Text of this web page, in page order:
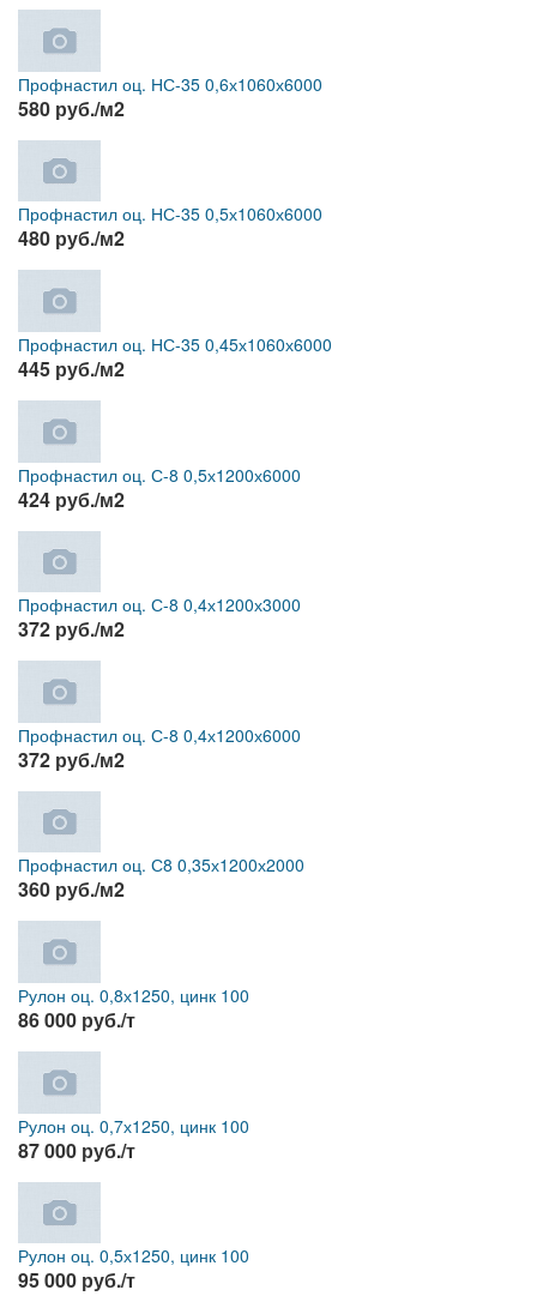
Профнастил оц. НС-35 0,6х1060х6000
580 руб./м2
Профнастил оц. НС-35 0,5х1060х6000
480 руб./м2
Профнастил оц. НС-35 0,45х1060х6000
445 руб./м2
Профнастил оц. С-8 0,5х1200х6000
424 руб./м2
Профнастил оц. С-8 0,4х1200х3000
372 руб./м2
Профнастил оц. С-8 0,4х1200х6000
372 руб./м2
Профнастил оц. С8 0,35х1200х2000
360 руб./м2
Рулон оц. 0,8х1250, цинк 100
86 000 руб./т
Рулон оц. 0,7х1250, цинк 100
87 000 руб./т
Рулон оц. 0,5х1250, цинк 100
95 000 руб./т